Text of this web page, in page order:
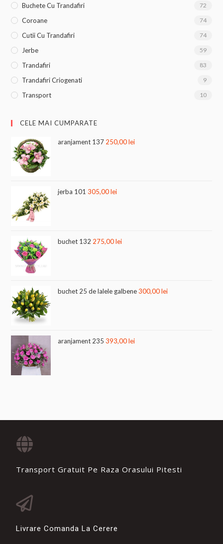
Buchete Cu Trandafiri 72
Coroane 74
Cutii Cu Trandafiri 74
Jerbe 59
Trandafiri 83
Trandafiri Criogenati 9
Transport 10
CELE MAI CUMPARATE
aranjament 137 250,00lei
jerba 101 305,00lei
buchet 132 275,00lei
buchet 25 de lalele galbene 300,00lei
aranjament 235 393,00lei
Transport Gratuit Pe Raza Orasului Pitesti
Livrare Comanda La Cerere